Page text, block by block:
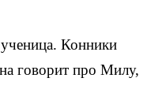
Конники
говорит про Милу,